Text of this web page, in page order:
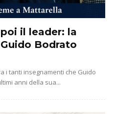
il leader: la
Bodrato
i tanti insegnamenti che Guido
anni della sua...